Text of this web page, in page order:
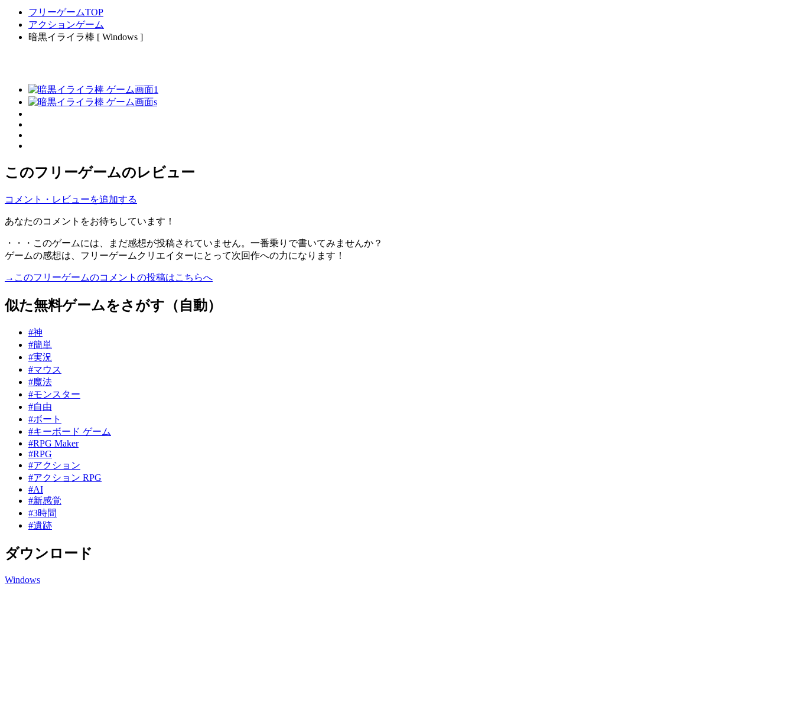
フリーゲームTOP
アクションゲーム
暗黒イライラ棒 [ Windows ]
このフリーゲームのレビュー
コメント・レビューを追加する
あなたのコメントをお待ちしています！
・・・このゲームには、まだ感想が投稿されていません。一番乗りで書いてみませんか？
ゲームの感想は、フリーゲームクリエイターにとって次回作への力になります！
→このフリーゲームのコメントの投稿はこちらへ
似た無料ゲームをさがす（自動）
#神
#簡単
#実況
#マウス
#魔法
#モンスター
#自由
#ボート
#キーボード ゲーム
#RPG Maker
#RPG
#アクション
#アクション RPG
#AI
#新感覚
#3時間
#遺跡
ダウンロード
Windows